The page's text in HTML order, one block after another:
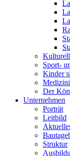
Sport-
Kinder
Der
Unternehmen
Porträt
Leitbild
Struktur